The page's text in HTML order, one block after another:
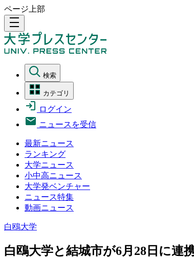
ページ上部
density_medium
検索
カテゴリ
ログイン
ニュースを受信
最新ニュース
ランキング
大学ニュース
小中高ニュース
大学発ベンチャー
ニュース特集
動画ニュース
白鴎大学
白鴎大学と結城市が6月28日に連